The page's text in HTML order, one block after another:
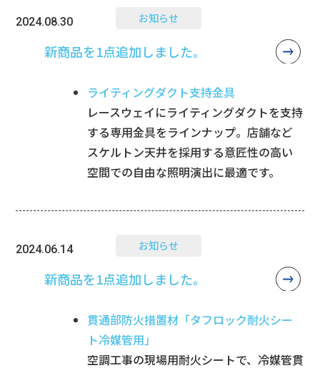
2024.08.30 お知らせ
新商品を1点追加しました。
ライティングダクト支持金具
レースウェイにライティングダクトを支持
する専用金具をラインナップ。店舗など
スケルトン天井を採用する意匠性の高い
空間での自由な照明演出に最適です。
2024.06.14 お知らせ
新商品を1点追加しました。
貫通部防火措置材「タフロック耐火シー
ト冷媒管用」
空調工事の現場用耐火シートで、冷媒管貫